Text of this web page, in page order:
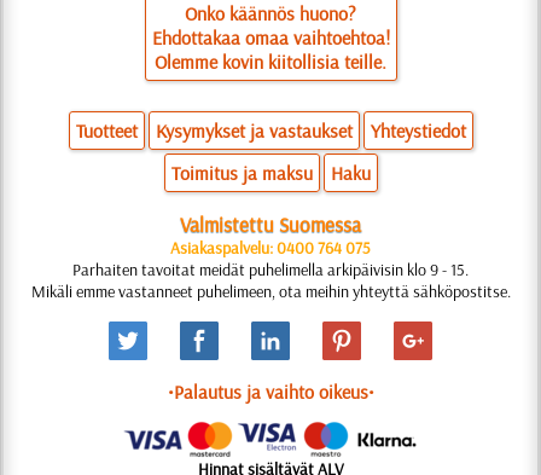
Onko käännös huono?
Ehdottakaa omaa vaihtoehtoa!
Olemme kovin kiitollisia teille.
Tuotteet Kysymykset ja vastaukset
Yhteystiedot
Toimitus ja maksu
Haku
Valmistettu Suomessa
Asiakaspalvelu: 0400 764 075
Parhaiten tavoitat meidät puhelimella arkipäivisin klo 9 - 15.
Mikäli emme vastanneet puhelimeen, ota meihin yhteyttä sähköpostitse.
•Palautus ja vaihto oikeus•
Hinnat sisältävät ALV